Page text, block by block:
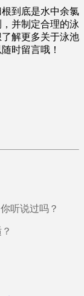
到底是水中余氯
并制定合理的泳
解更多关于泳池
时留言哦！
听说过吗？